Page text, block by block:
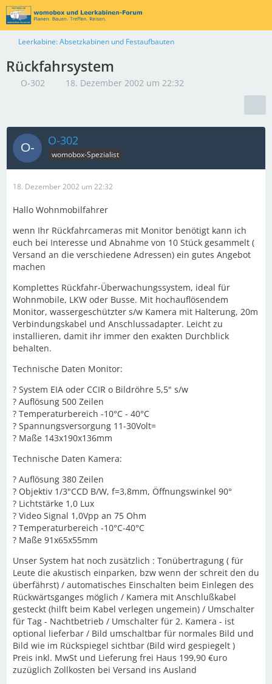
Leerkabine: Absetzkabinen und Festaufbauten
Rückfahrsystem
O-302 18. Dezember 2002 um 22:32
O-302
womobox-Spezialist
18. Dezember 2002 um 22:32
Hallo Wohnmobilfahrer
wenn Ihr Rückfahrcameras mit Monitor benötigt kann ich
euch bei Interesse und Abnahme von 10 Stück gesammelt (
Versand an die verschiedene Adressen) ein gutes Angebot
machen
Komplettes Rückfahr-Überwachungssystem, ideal für
Wohnmobile, LKW oder Busse. Mit hochauflösendem
Monitor, wassergeschützter s/w Kamera mit Halterung, 20m
Verbindungskabel und Anschlussadapter. Leicht zu
installieren, damit ihr immer den exakten Durchblick
behalten.
Technische Daten Monitor:
? System EIA oder CCIR o Bildröhre 5,5" s/w
? Auflösung 500 Zeilen
? Temperaturbereich -10°C - 40°C
? Spannungsversorgung 11-30Volt=
? Maße 143x190x136mm
Technische Daten Kamera:
? Auflösung 380 Zeilen
? Objektiv 1/3"CCD B/W, f=3,8mm, Öffnungswinkel 90°
? Lichtstärke 1,0 Lux
? Video Signal 1,0Vpp an 75 Ohm
? Temperaturbereich -10°C-40°C
? Maße 91x65x55mm
Unser System hat noch zusätzlich : Tonübertragung ( für
Leute die akustisch einparken, bzw wenn der schreit den du
überfährst) / automatisches Einschalten beim Einlegen des
Rückwärtsganges möglich / Kamera mit Anschlußkabel
gesteckt (hilft beim Kabel verlegen ungemein) / Umschalter
für Tag - Nachtbetrieb / Umschalter für 2. Kamera - ist
optional lieferbar / Bild umschaltbar für normales Bild und
Bild wie im Rückspiegel sichtbar (Bild wird gespiegelt )
Preis inkl. MwSt und Lieferung frei Haus 199,90 €uro
zuzüglich Zollkosten bei Versand ins Ausland